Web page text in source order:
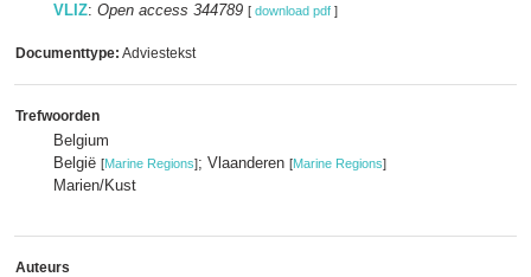
VLIZ: Open access 344789 [ download pdf ]
Documenttype: Adviestekst
Trefwoorden
Belgium
België [Marine Regions]; Vlaanderen [Marine Regions]
Marien/Kust
Auteurs